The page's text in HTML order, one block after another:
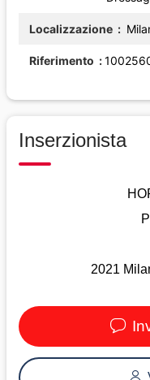
Localizzazione
Riferimento
Inserzionista
2021